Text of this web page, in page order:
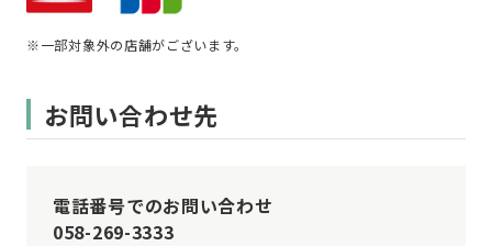
※一部対象外の店舗がございます。
お問い合わせ先
電話番号でのお問い合わせ
058-269-3333